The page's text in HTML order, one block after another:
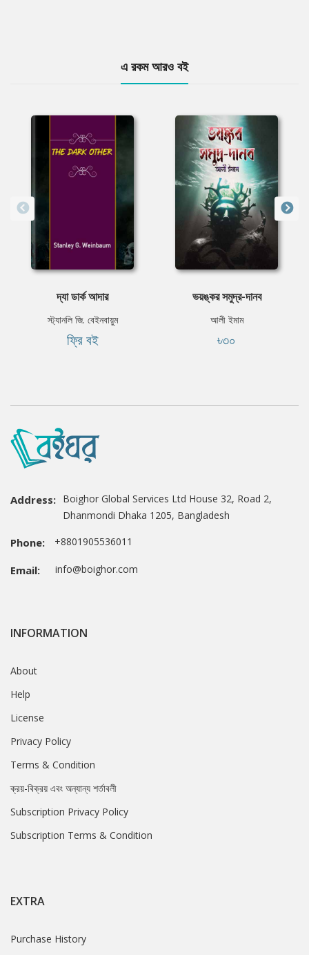
এ রকম আরও বই
দ্যা ডার্ক আদার
স্ট্যানলি জি. বেইনবায়ুম
ফ্রি বই
ভয়ঙ্কর সমুদ্র-দানব
আলী ইমাম
৳৩০
Address: Boighor Global Services Ltd House 32, Road 2,
Dhanmondi Dhaka 1205, Bangladesh
Phone: +8801905536011
Email: info@boighor.com
INFORMATION
About
Help
License
Privacy Policy
Terms & Condition
ক্রয়-বিক্রয় এবং অন্যান্য শর্তাবলী
Subscription Privacy Policy
Subscription Terms & Condition
EXTRA
Purchase History